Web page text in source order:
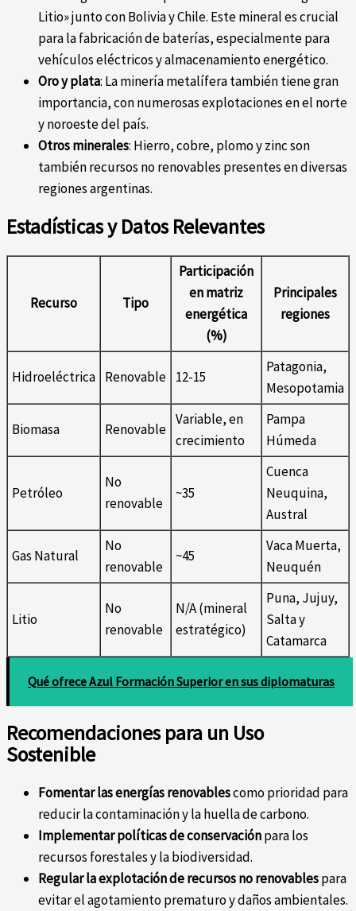
Litio» junto con Bolivia y Chile. Este mineral es crucial
para la fabricación de baterías, especialmente para
vehículos eléctricos y almacenamiento energético.
Oro y plata: La minería metalífera también tiene gran
importancia, con numerosas explotaciones en el norte
y noroeste del país.
Otros minerales: Hierro, cobre, plomo y zinc son
también recursos no renovables presentes en diversas
regiones argentinas.
Estadísticas y Datos Relevantes
Recurso Tipo
Participación
en matriz
energética
(%)
Principales
regiones
Hidroeléctrica Renovable 12-15
Patagonia,
Mesopotamia
Biomasa Renovable
Variable, en
crecimiento
Pampa
Húmeda
Petróleo
No
renovable
~35
Cuenca
Neuquina,
Austral
Gas Natural
No
renovable
~45
Vaca Muerta,
Neuquén
Litio
No
renovable
N/A (mineral
estratégico)
Puna, Jujuy,
Salta y
Catamarca
Qué ofrece Azul Formación Superior en sus diplomaturas
Recomendaciones para un Uso
Sostenible
Fomentar las energías renovablescomo prioridad para
reducir la contaminación y la huella de carbono.
Implementar políticas de conservaciónpara los
recursos forestales y la biodiversidad.
Regular la explotación de recursos no renovablespara
evitar el agotamiento prematuro y daños ambientales.